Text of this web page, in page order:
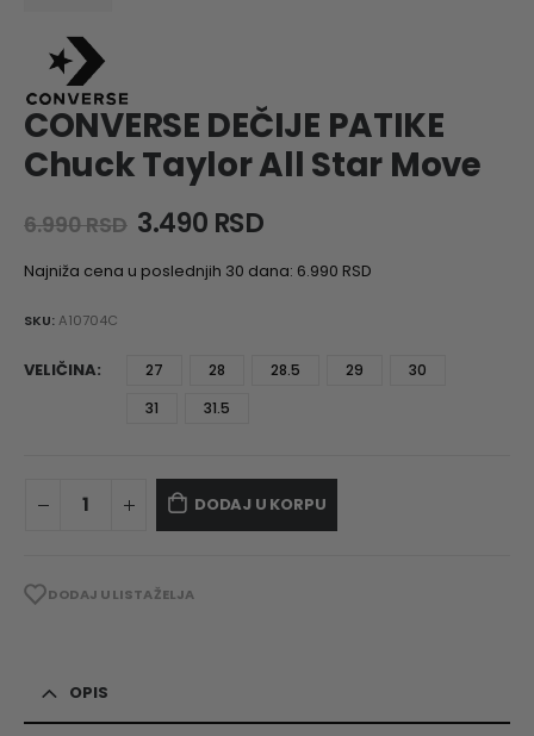
CONVERSE DEČIJE PATIKE
Chuck Taylor All Star Move
6.990RSD Original
was:
3.490 RSDCurrent
is:
Najniža cena u poslednjih 30 dana: 6.990 RSD
SKU:A10704C
VELIČINA 27 28 28.5 29
30
31
31.5
DODAJ U KORPU
DODAJ U LISTA ŽELJA
OPIS